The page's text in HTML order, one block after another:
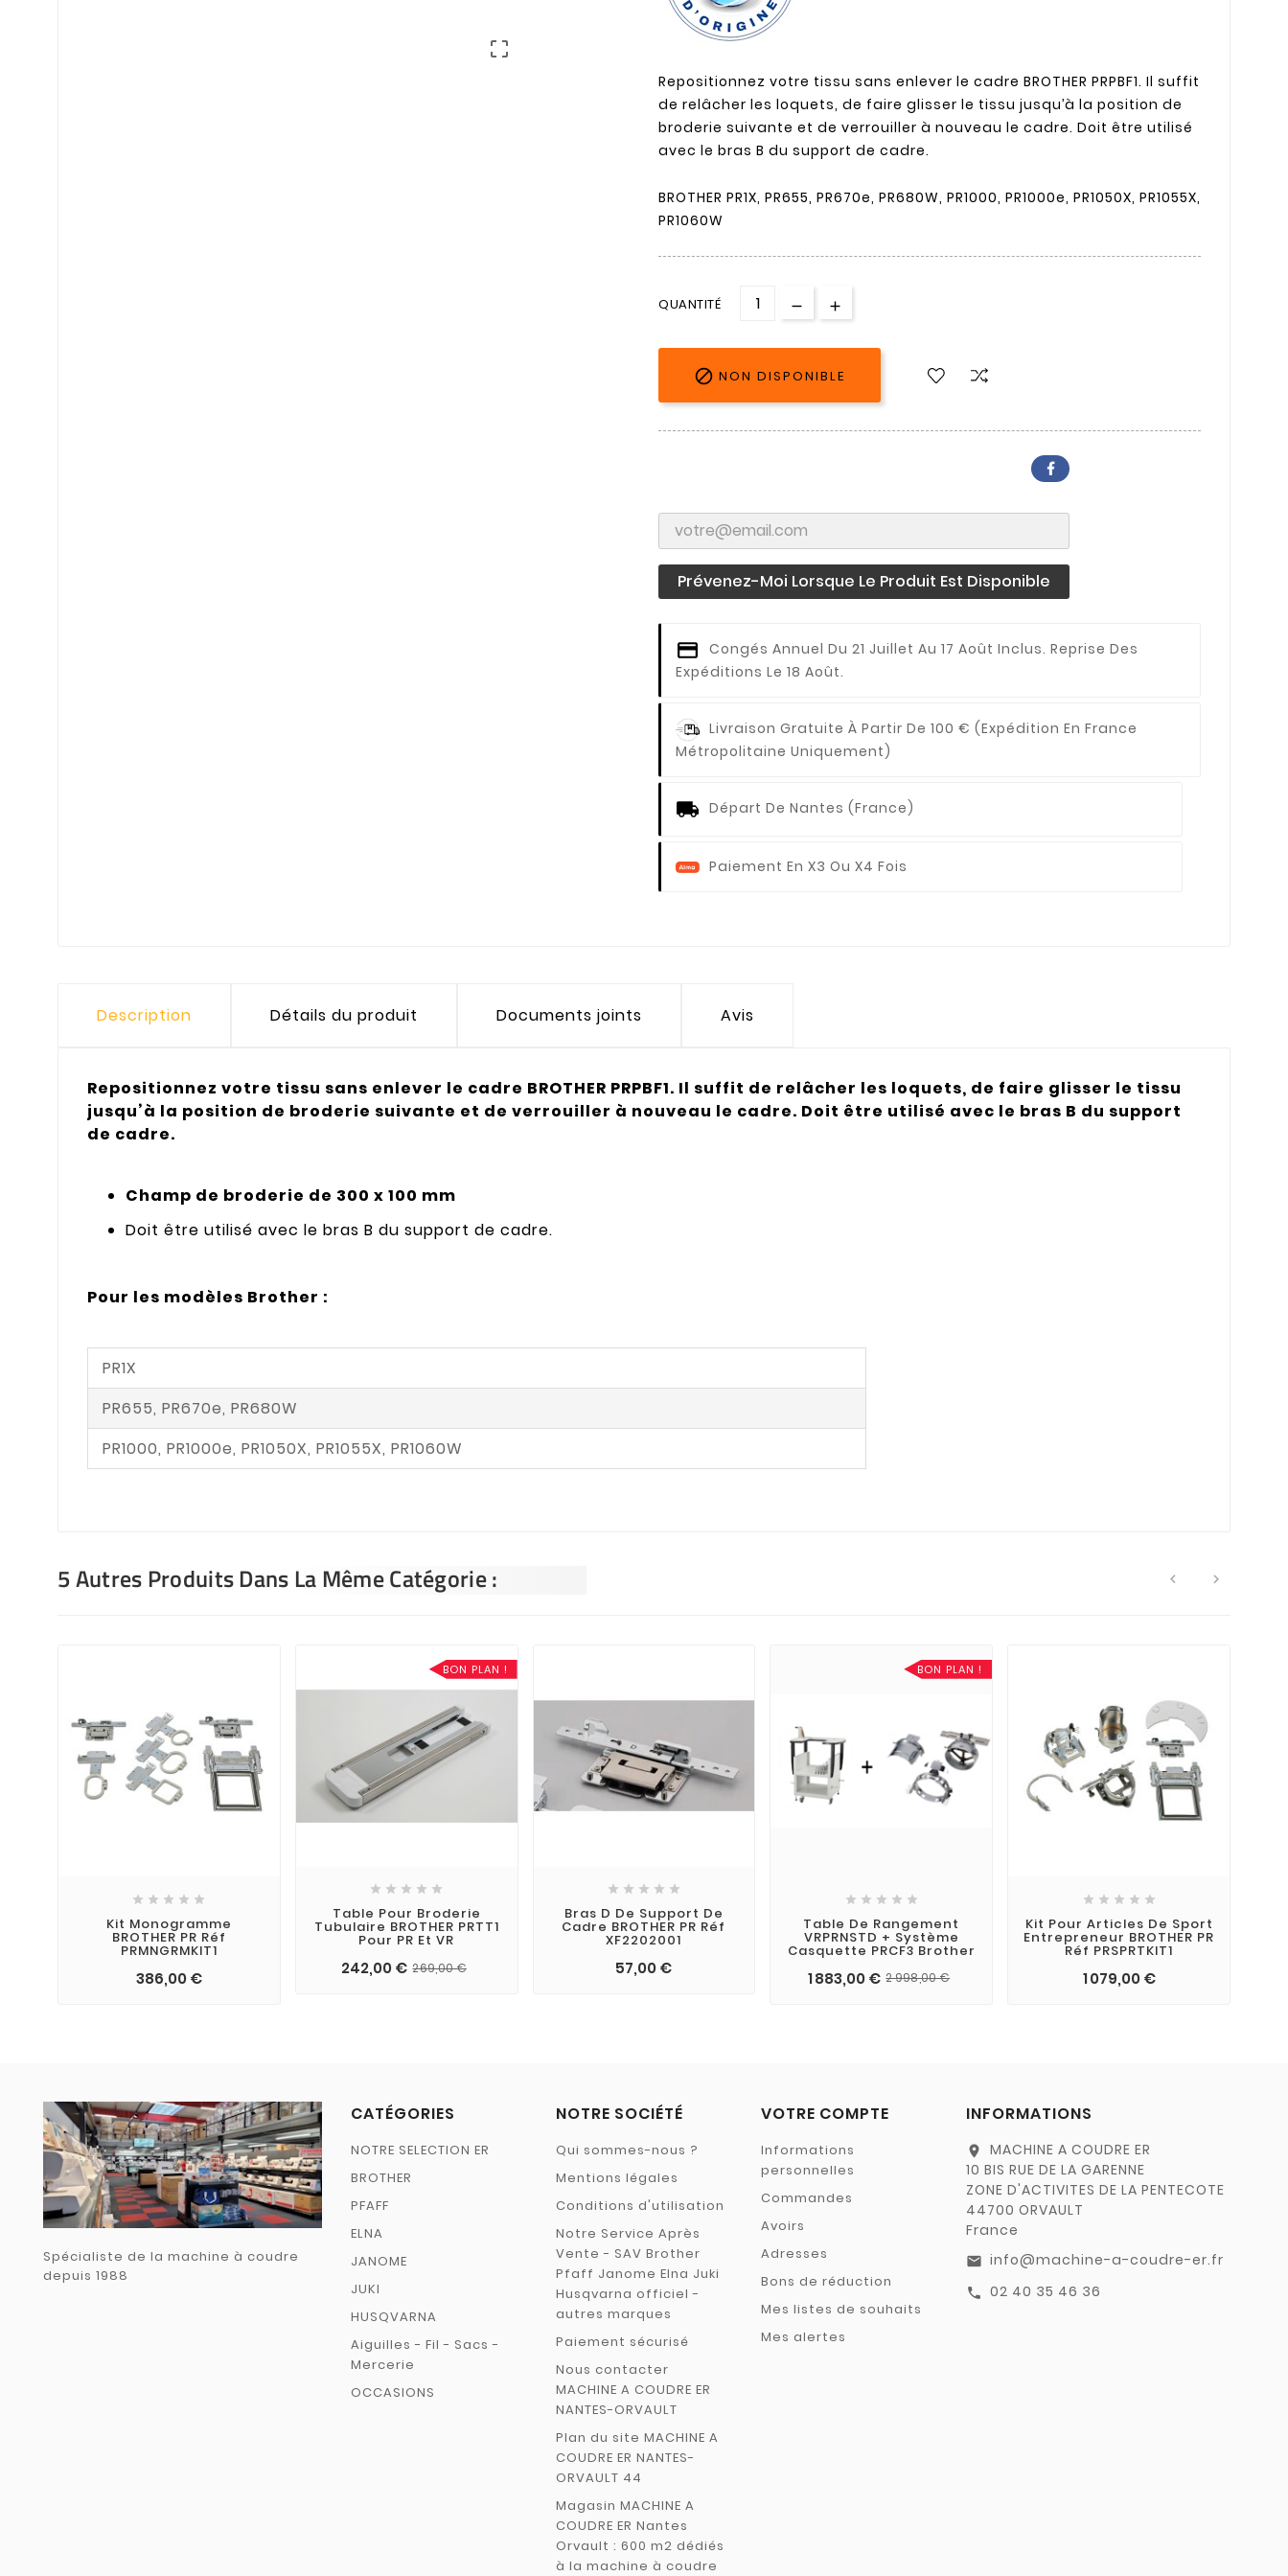

Repositionnez votre tissu sans enlever le cadre BROTHER PRPBF1. Il suffit
de relâcher les loquets, de faire glisser le tissu jusqu’à la position de
broderie suivante et de verrouiller à nouveau le cadre. Doit être utilisé
avec le bras B du support de cadre.
BROTHER PR1X, PR655, PR670e, PR680W, PR1000, PR1000e, PR1050X, PR1055X,
PR1060W
QUANTITÉ
 NON DISPONIBLE
Prévenez-Moi Lorsque Le Produit Est Disponible
Congés Annuel Du 21 Juillet Au 17 Août Inclus. Reprise Des
Expéditions Le 18 Août.
Livraison Gratuite À Partir De 100 € (expédition En France
Métropolitaine Uniquement)
Départ De Nantes (France)
Paiement En X3 Ou X4 Fois
Description Détails du produit Documents joints Avis
Repositionnez votre tissu sans enlever le cadre BROTHER PRPBF1. Il suffit de relâcher les loquets, de faire glisser le tissu
jusqu’à la position de broderie suivante et de verrouiller à nouveau le cadre. Doit être utilisé avec le bras B du support
de cadre.
Champ de broderie de 300 x 100 mm
Doit être utilisé avec le bras B du support de cadre.
Pour les modèles Brother :
PR1X
PR655, PR670e, PR680W
PR1000, PR1000e, PR1050X, PR1055X, PR1060W
5 Autres Produits Dans La Même Catégorie :  
    
Kit Monogramme
BROTHER PR Réf
PRMNGRMKIT1
386,00 €
BON PLAN !
    
Table Pour Broderie
Tubulaire BROTHER PRTT1
Pour PR Et VR
242,00 € 269,00 €
    
Bras D De Support De
Cadre BROTHER PR Réf
XF2202001
57,00 €
BON PLAN !
    
Table De Rangement
VRPRNSTD + Système
Casquette PRCF3 Brother
1 883,00 € 2 998,00 €
    
Kit Pour Articles De Sport
Entrepreneur BROTHER PR
Réf PRSPRTKIT1
1 079,00 €
Spécialiste de la machine à coudre
depuis 1988
CATÉGORIES
NOTRE SELECTION ER
BROTHER
PFAFF
ELNA
JANOME
JUKI
HUSQVARNA
Aiguilles - Fil - Sacs -
Mercerie
OCCASIONS
NOTRE SOCIÉTÉ
Qui sommes-nous ?
Mentions légales
Conditions d'utilisation
Notre Service Après
Vente - SAV Brother
Pfaff Janome Elna Juki
Husqvarna officiel -
autres marques
Paiement sécurisé
Nous contacter
MACHINE A COUDRE ER
NANTES-ORVAULT
Plan du site MACHINE A
COUDRE ER NANTES-
ORVAULT 44
Magasin MACHINE A
COUDRE ER Nantes
Orvault : 600 m2 dédiés
à la machine à coudre
VOTRE COMPTE
Informations
personnelles
Commandes
Avoirs
Adresses
Bons de réduction
Mes listes de souhaits
Mes alertes
INFORMATIONS
location_on
MACHINE A COUDRE ER
10 BIS RUE DE LA GARENNE
ZONE D'ACTIVITES DE LA PENTECOTE
44700 ORVAULT
France
email info@machine-a-coudre-er.fr
call 02 40 35 46 36